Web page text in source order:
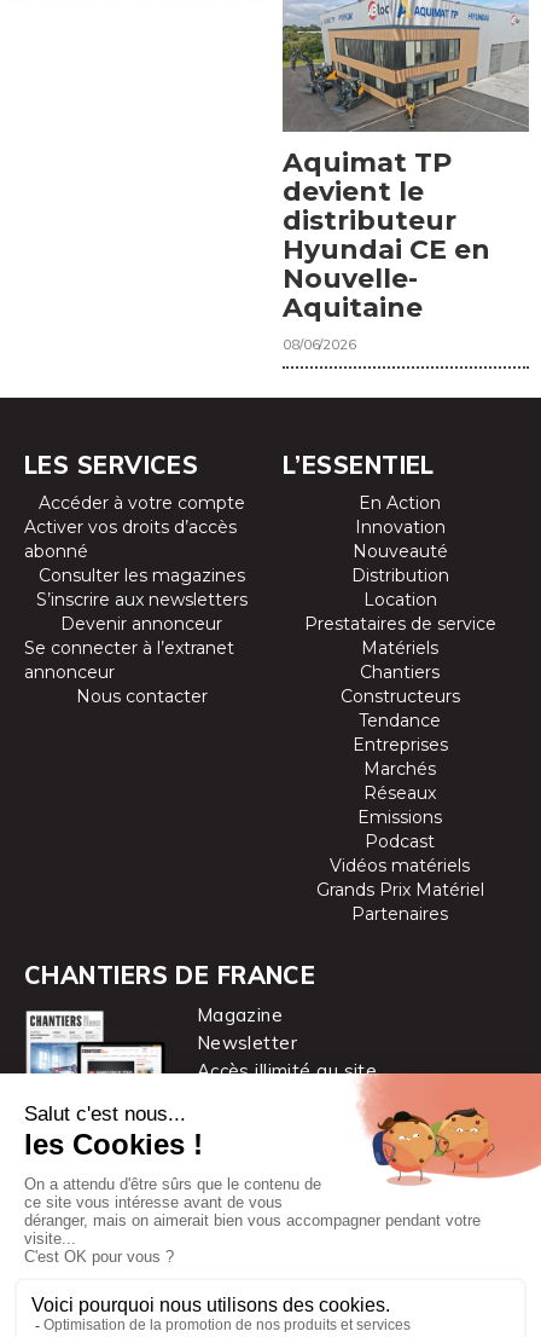
Aquimat TP
devient le
distributeur
Hyundai CE en
Nouvelle-
Aquitaine
08/06/2026
LES SERVICES
Accéder à votre compte
Activer vos droits d’accès
abonné
Consulter les magazines
S’inscrire aux newsletters
Devenir annonceur
Se connecter à l’extranet
annonceur
Nous contacter
L’ESSENTIEL
En Action
Innovation
Nouveauté
Distribution
Location
Prestataires de service
Matériels
Chantiers
Constructeurs
Tendance
Entreprises
Marchés
Réseaux
Emissions
Podcast
Vidéos matériels
Grands Prix Matériel
Partenaires
CHANTIERS DE FRANCE
Magazine
Newsletter
Accès illimité au site
Chantiers de France est une marque